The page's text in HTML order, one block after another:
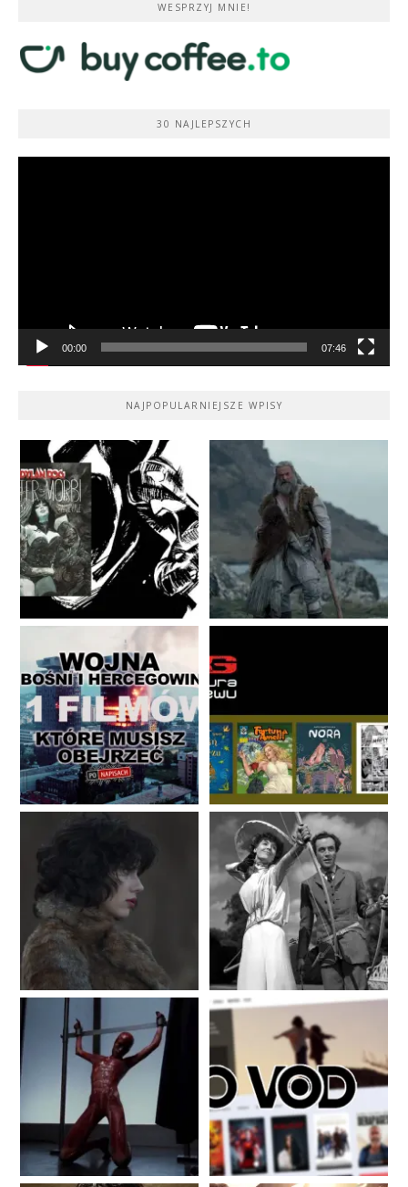
WESPRZYJ MNIE!
30 NAJLEPSZYCH
00:00 07:46
NAJPOPULARNIEJSZE WPISY